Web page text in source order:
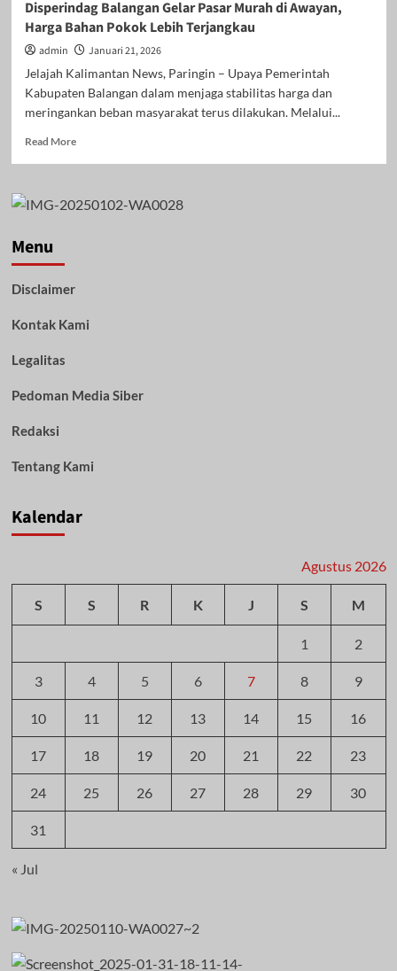
Disperindag Balangan Gelar Pasar Murah di Awayan,
Harga Bahan Pokok Lebih Terjangkau
admin
Januari 21, 2026
Jelajah Kalimantan News, Paringin – Upaya Pemerintah
Kabupaten Balangan dalam menjaga stabilitas harga dan
meringankan beban masyarakat terus dilakukan. Melalui...
Read MoreRead
Balangan
Awayan,
Bahan
Menu
Disclaimer
Kontak Kami
Legalitas
Pedoman Media Siber
Redaksi
Tentang Kami
Kalendar
Agustus 2026
S S R K J S M
1 2
3 4 5 6 7 8 9
10 11 12 13 14 15 16
17 18 19 20 21 22 23
24 25 26 27 28 29 30
31
« Jul